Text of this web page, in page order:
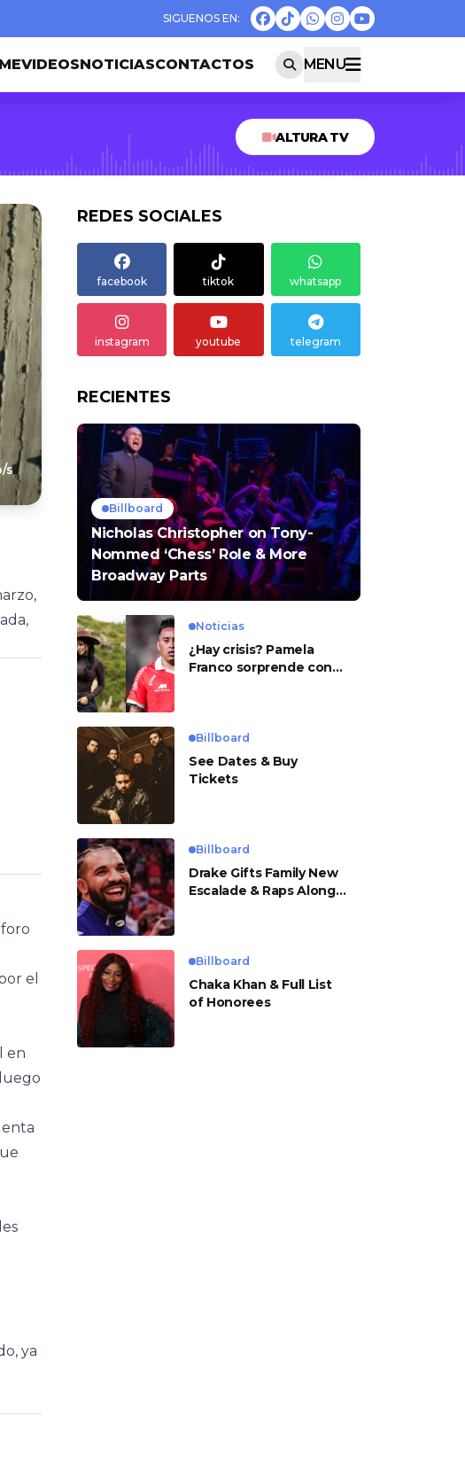
VIDEOSNOTICIASCONTACTOS MENU
ALTURA TV
s
el
en
ya
REDES SOCIALES
facebook tiktok whatsapp
instagram youtube telegram
RECIENTES
Billboard
Nicholas Christopher on Tony-
Nommed ‘Chess’ Role & More
Broadway Parts
Noticias
¿Hay crisis? Pamela
Franco sorprende con
Billboard
See Dates & Buy
Tickets
Billboard
Drake Gifts Family New
Escalade & Raps Along
Billboard
Chaka Khan & Full List
of Honorees